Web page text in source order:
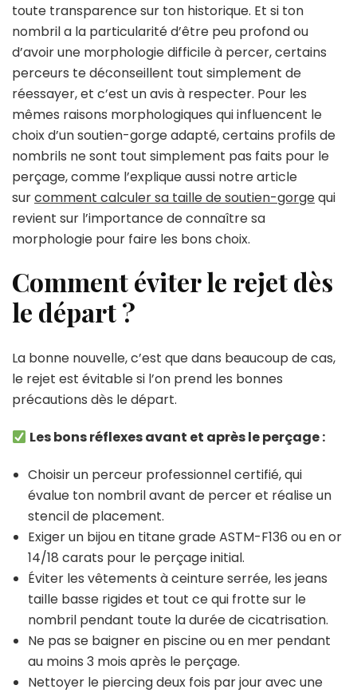
toute transparence sur ton historique. Et si ton
nombril a la particularité d’être peu profond ou
d’avoir une morphologie difficile à percer, certains
perceurs te déconseillent tout simplement de
réessayer, et c’est un avis à respecter. Pour les
mêmes raisons morphologiques qui influencent le
choix d’un soutien-gorge adapté, certains profils de
nombrils ne sont tout simplement pas faits pour le
perçage, comme l’explique aussi notre article
surcomment calculer sa taille de soutien-gorgequi
revient sur l’importance de connaître sa
morphologie pour faire les bons choix.
Comment éviter le rejet dès
le départ ?
La bonne nouvelle, c’est que dans beaucoup de cas,
le rejet est évitable si l’on prend les bonnes
précautions dès le départ.
Les bons réflexes avant et après le perçage :
Choisir un perceur professionnel certifié, qui
évalue ton nombril avant de percer et réalise un
stencil de placement.
Exiger un bijou en titane grade ASTM-F136 ou en or
14/18 carats pour le perçage initial.
Éviter les vêtements à ceinture serrée, les jeans
taille basse rigides et tout ce qui frotte sur le
nombril pendant toute la durée de cicatrisation.
Ne pas se baigner en piscine ou en mer pendant
au moins 3 mois après le perçage.
Nettoyer le piercing deux fois par jour avec une